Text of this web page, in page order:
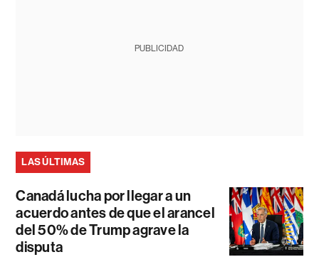
PUBLICIDAD
LAS ÚLTIMAS
Canadá lucha por llegar a un
acuerdo antes de que el arancel
del 50% de Trump agrave la
disputa